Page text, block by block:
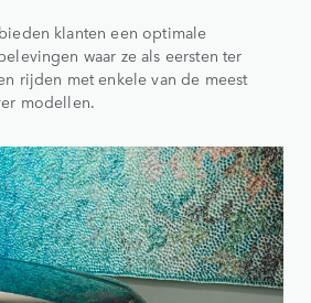
klanten een optimale
waar ze als eersten ter
rijden met enkele van de meest
modellen.